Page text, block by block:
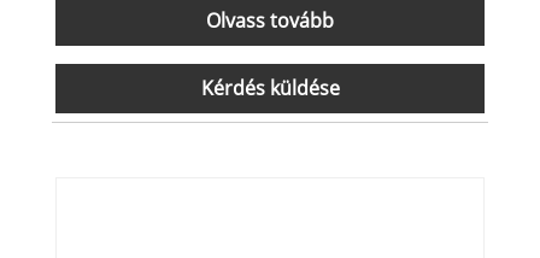
Olvass tovább
Kérdés küldése